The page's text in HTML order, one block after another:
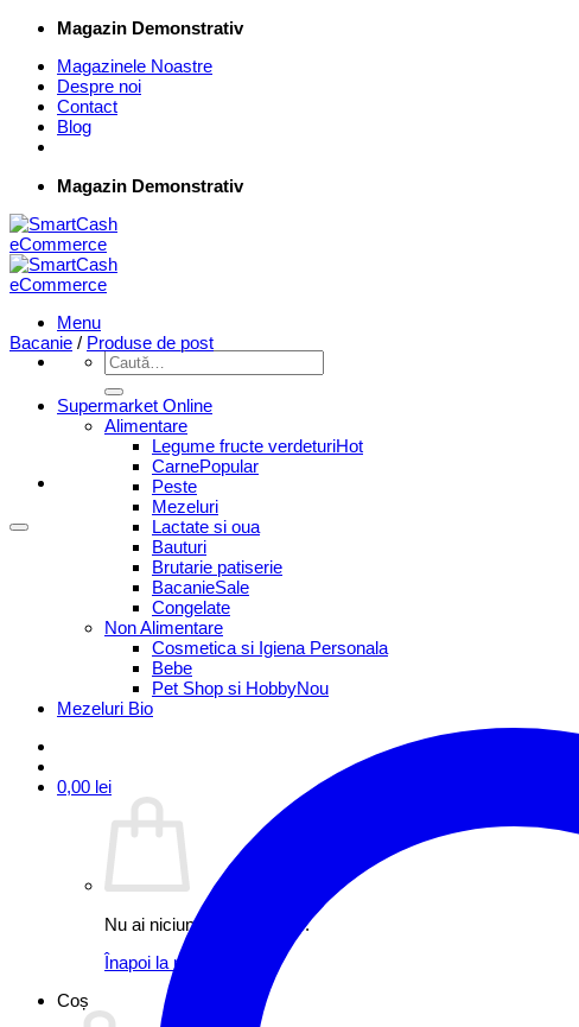
Skip
content
Magazin Demonstrativ
Magazinele Noastre
Despre noi
Contact
Blog
Magazin Demonstrativ
Menu
Caută
după:
Supermarket Online
Alimentare
Legume fructe verdeturi
Carne
Peste
Mezeluri
Lactate si oua
Bauturi
Brutarie patiserie
Bacanie
Congelate
Non Alimentare
Cosmetica si Igiena Personala
Bebe
Pet Shop si Hobby
Mezeluri Bio
0,00 lei
Nu ai niciun produs în coș.
Înapoi la magazin
Coș
Bacanie / Produse de post